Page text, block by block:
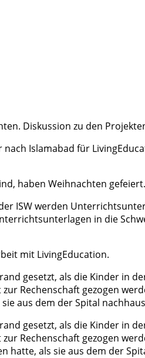
Diskussion zu den
Islamabad für
haben Weihnachten gefeiert.
ISW werden
in die
mit LivingEducation.
gesetzt, als die Kinder in
Rechenschaft gezogen
aus dem der Spital
gesetzt, als die Kinder in
Rechenschaft gezogen
hatte, als sie aus dem der